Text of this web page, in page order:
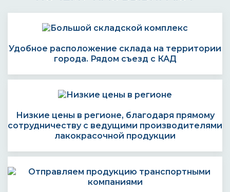
Удобное расположение склада на территории
города. Рядом съезд с КАД
Низкие цены в регионе, благодаря прямому
сотрудничеству с ведущими производителями
лакокрасочной продукции